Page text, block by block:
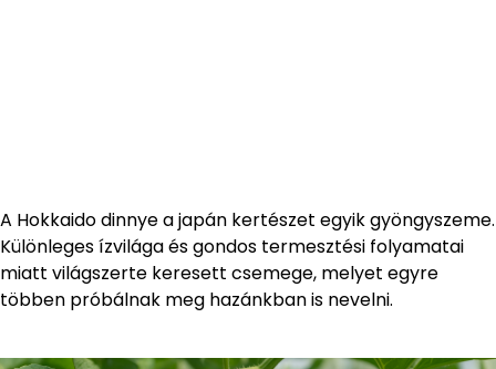
A Hokkaido dinnye a japán kertészet egyik gyöngyszeme.
Különleges ízvilága és gondos termesztési folyamatai
miatt világszerte keresett csemege, melyet egyre
többen próbálnak meg hazánkban is nevelni.